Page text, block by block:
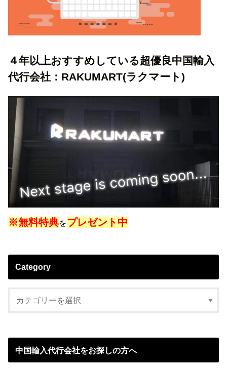
４年以上おすすめしている超優良中国輸入
代行会社：RAKUMART(ラクマート)
※無料特典をプレゼント中
Category
中国輸入代行会社をお探しの方へ